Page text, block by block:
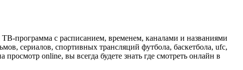
программа с расписанием, временем, каналами и названиями
сериалов, спортивных трансляций футбола, баскетбола, ufc,
online, вы всегда будете знать где смотреть онлайн в